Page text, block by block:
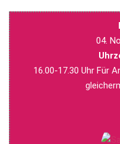
04.
16.00-17.30 Uhr Für